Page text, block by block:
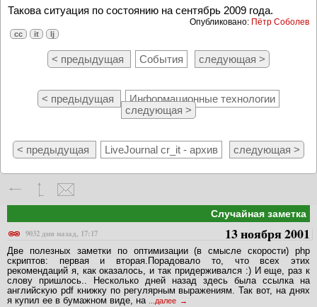
Такова ситуация по состоянию на сентябрь 2009 года.
Опубликовано: Пётр Соболев
cc it lj
< предыдущая События следующая >
< предыдущая
Информационные технологии
следующая >
< предыдущая LiveJournal cr_it - архив следующая >
Случайная заметка
9032 дня назад, 17:17
13 ноября 2001
Две полезных заметки по оптимизации (в смысле скорости) php
скриптов: первая и вторая.Порадовало то, что всех этих
рекомендаций я, как оказалось, и так придерживался :) И еще, раз к
слову пришлось.. Несколько дней назад здесь была ссылка на
английскую pdf книжку по регулярным выражениям. Так вот, на днях
я купил ее в бумажном виде, на
...далее